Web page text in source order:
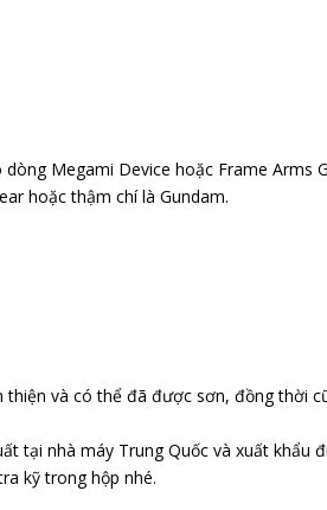
Megami Device hoặc Frame Arms
hoặc thậm chí là Gundam.
và có thể đã được sơn, đồng thời
tại nhà máy Trung Quốc và xuất khẩu
kỹ trong hộp nhé.